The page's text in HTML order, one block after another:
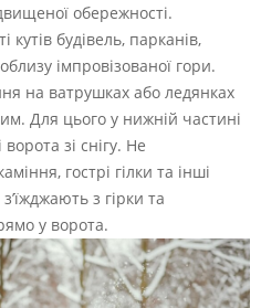
обережності.
кутів будівель, парканів,
імпровізованої гори.
на ватрушках або ледянках
Для цього у нижній частині
зі снігу. Не
гострі гілки та інші
з гірки та
у ворота.